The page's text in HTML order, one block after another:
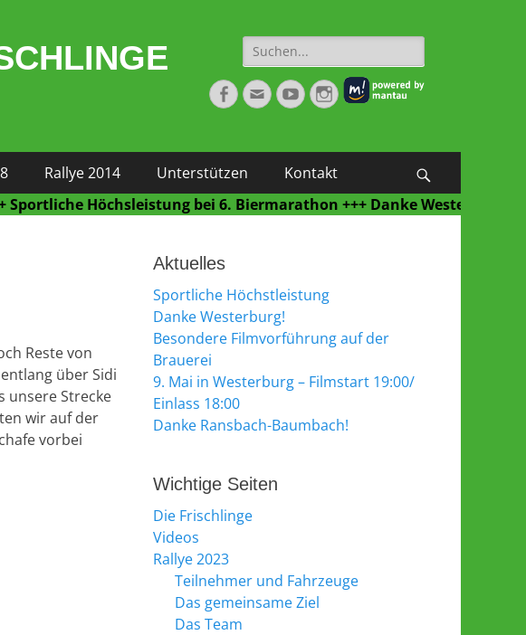
Suche
nach:
Facebook
E-
Mail
YouTubeInstagram
Rallye 2014 Unterstützen Kontakt
Höchsleistung bei 6. Biermarathon +++ Danke Westerburg für eine
Reste von
über Sidi
unsere Strecke
wir auf der
vorbei
Aktuelles
Sportliche Höchstleistung
Danke Westerburg!
Besondere Filmvorführung auf der
Brauerei
9. Mai in Westerburg – Filmstart 19:00/
Einlass 18:00
Danke Ransbach-Baumbach!
Wichtige Seiten
Die Frischlinge
Videos
Rallye 2023
Teilnehmer und Fahrzeuge
Das gemeinsame Ziel
Das Team